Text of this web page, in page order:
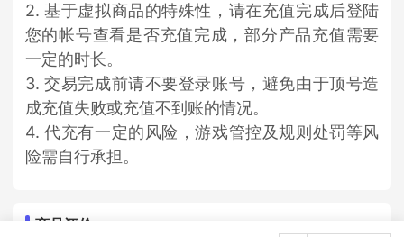
2. 基于虚拟商品的特殊性，请在充值完成后登陆
您的帐号查看是否充值完成，部分产品充值需要
一定的时长。
3. 交易完成前请不要登录账号，避免由于顶号造
成充值失败或充值不到账的情况。
4. 代充有一定的风险，游戏管控及规则处罚等风
险需自行承担。
商品评价